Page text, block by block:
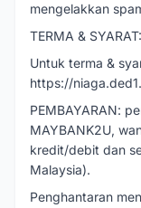
mengelakkan
TERMA & SYARAT:
Untuk terma &
https://
PEMBAYARAN:
MAYBANK2U,
kredit/debit dan
Malaysia).
Penghantaran